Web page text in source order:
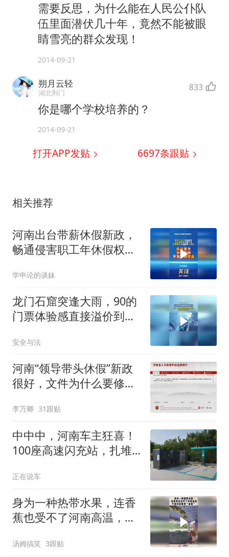
需要反思，为什么能在人民公仆队
伍里面潜伏几十年，竟然不能被眼
睛雪亮的群众发现！
2014-09-21
朔月云轻
湖北荆门 833
你是哪个学校培养的？
2014-09-21
打开APP发贴 6697条跟贴
相关推荐
河南出台带薪休假新政，
畅通侵害职工年休假权益
学申论的谈妹
龙门石窟突逢大雨，90的
门票体验感直接溢价到
安全与法
河南“领导带头休假”新政
很好，文件为什么要修
李万卿 31跟贴
中中中，河南车主狂喜！
100座高速闪充站，扎堆
正在说车
身为一种热带水果，连香
蕉也受不了河南高温，于
汤姆搞笑 3跟贴